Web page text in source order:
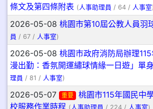
條文及第四條附表 ( 人事助理員 / 64 / 人事室
2026-05-08 桃園市第10屆公教人員羽
員 / 67 / 人事室)
2026-05-08 桃園市政府消防局辦理
漫出勤：香氛開運繡球情緣一日遊」單
理員 / 81 / 人事室)
2026-05-07 重要
桃園市115年國民中
校服務作業時程 ( 人事助理員 / 224 / 人事室)